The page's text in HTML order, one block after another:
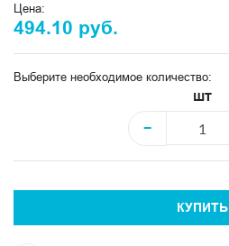
Цена:
494.10 руб.
Выберите необходимое количество:
шт
−
КУПИТЬ